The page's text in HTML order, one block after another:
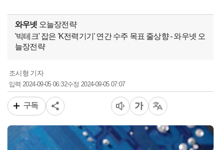
와우넷 오늘장전략
'빅테크' 잡은 'K전력기기' 연간 수주 목표 줄상향 - 와우넷 오
늘장전략
조시형 기자
입력 2024-09-05 06:32수정 2024-09-05 07:07
구독